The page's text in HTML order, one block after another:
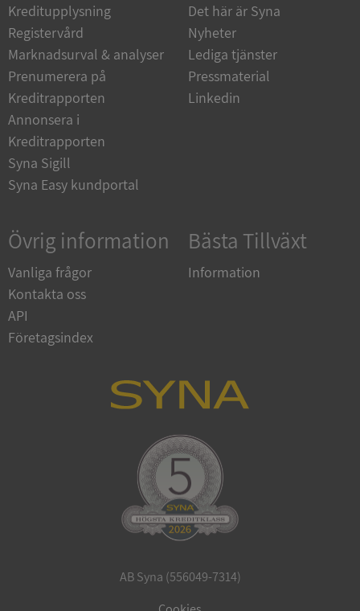
Kreditupplysning
Registervård
Marknadsurval & analyser
Prenumerera på
Kreditrapporten
Annonsera i
Kreditrapporten
Syna Sigill
Syna Easy kundportal
Det här är Syna
Nyheter
Lediga tjänster
Pressmaterial
Linkedin
Övrig information
Vanliga frågor
Kontakta oss
API
Företagsindex
Bästa Tillväxt
Information
AB Syna (556049-7314)
ASP.NET_SessionId
Microsoft
Corporation
en.syna.se
Corporation
.syna.se
ASP.NET_SessionId
Microsoft
Corporation
upplysningar.syna.se